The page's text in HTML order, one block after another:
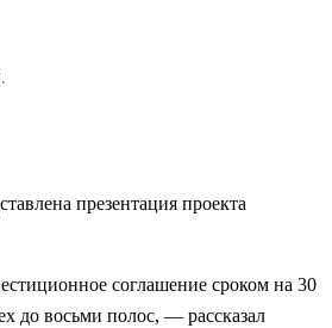
презентация проекта
соглашение сроком на 30
до восьми полос, — рассказал